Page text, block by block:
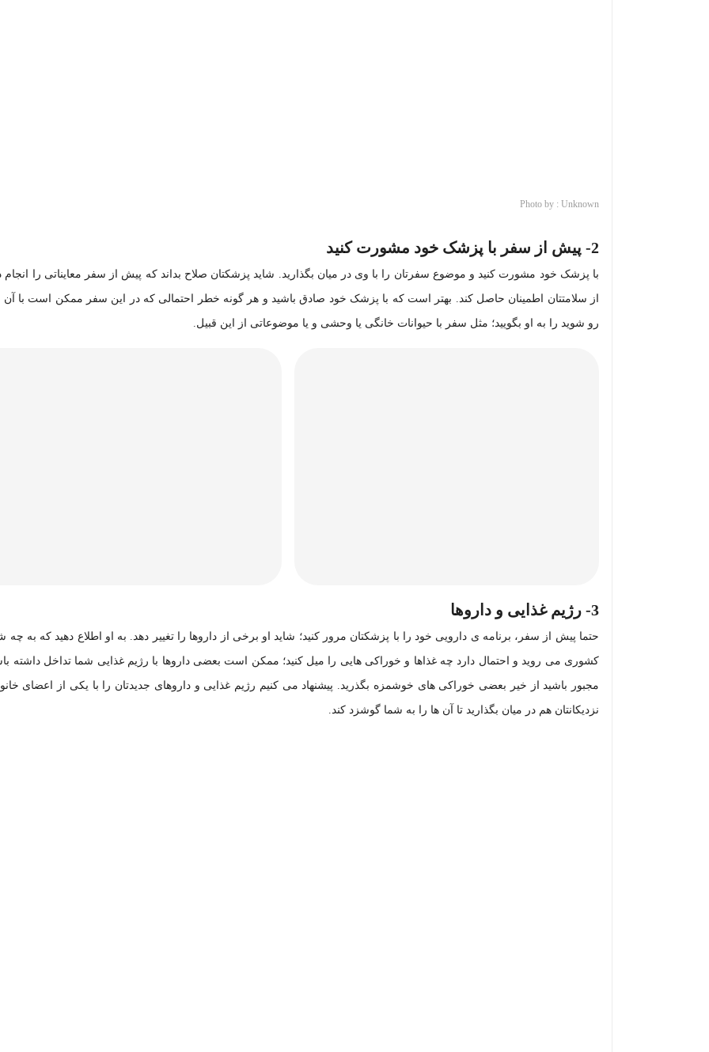
Photo by : Unknown
2- پیش از سفر با پزشک خود مشورت کنید
با پزشک خود مشورت کنید و موضوع سفرتان را با وی در میان بگذارید. شاید پزشکتان صلاح بداند که پیش از سفر معایناتی را انجام
از سلامتتان اطمینان حاصل کند. بهتر است که با پزشک خود صادق باشید و هر گونه خطر احتمالی که در این سفر ممکن است با آن
رو شوید را به او بگویید؛ مثل سفر با حیوانات خانگی یا وحشی و یا موضوعاتی از این قبیل.
3- رژیم غذایی و داروها
حتما پیش از سفر، برنامه ی دارویی خود را با پزشکتان مرور کنید؛ شاید او برخی از داروها را تغییر دهد. به او اطلاع دهید که به چه
کشوری می روید و احتمال دارد چه غذاها و خوراکی هایی را میل کنید؛ ممکن است بعضی داروها با رژیم غذایی شما تداخل داشته
مجبور باشید از خیر بعضی خوراکی های خوشمزه بگذرید. پیشنهاد می کنیم رژیم غذایی و داروهای جدیدتان را با یکی از اعضای
نزدیکانتان هم در میان بگذارید تا آن ها را به شما گوشزد کند.